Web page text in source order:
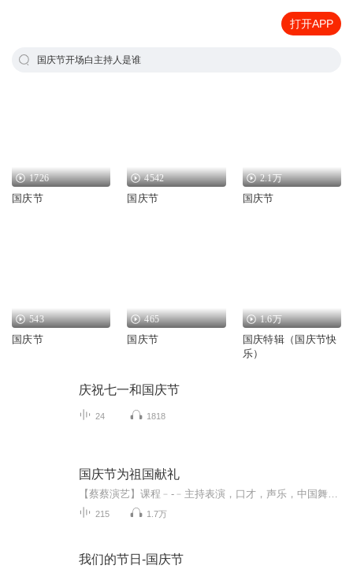
打开APP
国庆节开场白主持人是谁
1726
国庆节
4542
国庆节
2.1万
国庆节
543
国庆节
465
国庆节
1.6万
国庆特辑（国庆节快
乐）
庆祝七一和国庆节
24 1818
国庆节为祖国献礼
215 1.7万
我们的节日-国庆节